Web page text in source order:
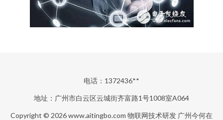
电话：1372436**
地址：广州市白云区云城街齐富路1号1008室A064
Copyright © 2026www.aitingbo.com 物联网技术研发 广州今何在